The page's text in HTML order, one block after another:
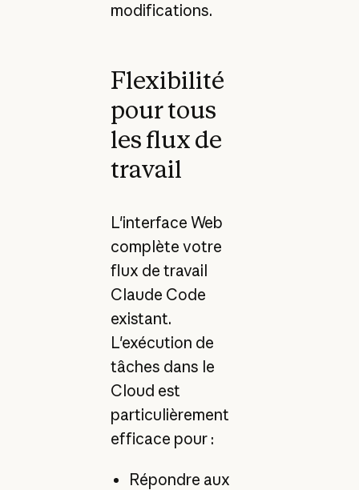
modifications.
Flexibilité
pour tous
les flux de
travail
L'interface Web
complète votre
flux de travail
Claude Code
existant.
L'exécution de
tâches dans le
Cloud est
particulièrement
efficace pour :
Répondre aux